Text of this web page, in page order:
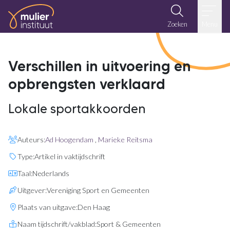
Ga naar de inhoud
Zoeken
Verschillen in uitvoering en
opbrengsten verklaard
Lokale sportakkoorden
Auteurs:Ad Hoogendam
Marieke Reitsma
Type:Artikel in vaktijdschrift
Taal:Nederlands
Uitgever:Vereniging Sport en Gemeenten
Plaats van uitgave:Den Haag
Naam tijdschrift/vakblad:Sport & Gemeenten